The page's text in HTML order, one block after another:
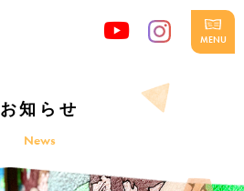
お知らせ
News